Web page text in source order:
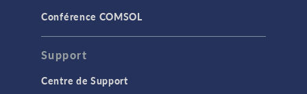
Conférence COMSOL
Support
Centre de Support